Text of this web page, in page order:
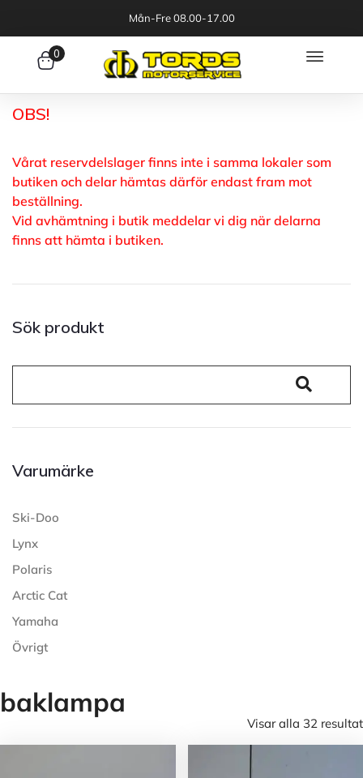
Mån-Fre 08.00-17.00
0
OBS!
Vårat reservdelslager finns inte i samma lokaler som
butiken och delar hämtas därför endast fram mot
beställning.
Vid avhämtning i butik meddelar vi dig när delarna
finns att hämta i butiken.
Sök produkt
Varumärke
Ski-Doo
Lynx
Polaris
Arctic Cat
Yamaha
Övrigt
baklampa
Visar alla 32 resultat